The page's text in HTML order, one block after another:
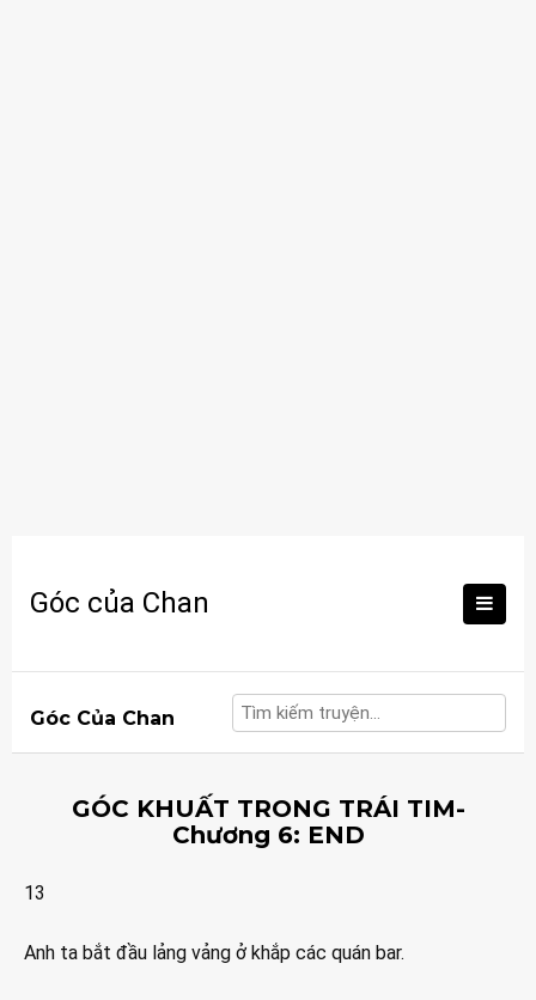
content
Góc của Chan
Góc Của Chan
GÓC KHUẤT TRONG TRÁI TIM-
Chương 6: END
13
Anh ta bắt đầu lảng vảng ở khắp các quán bar.